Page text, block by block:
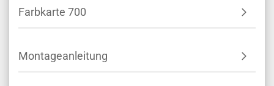
Farbkarte 700
Montageanleitung